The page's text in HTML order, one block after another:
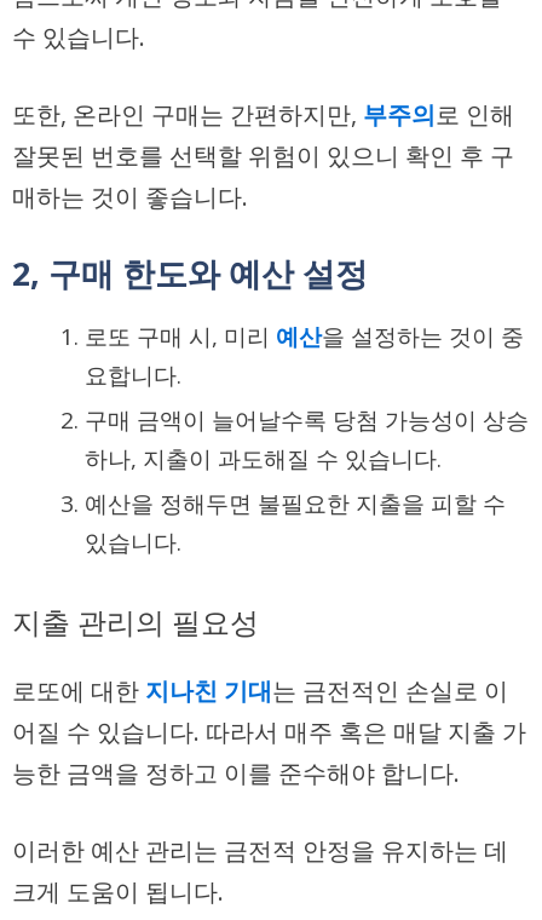
수 있습니다.
또한, 온라인 구매는 간편하지만, 부주의로 인해
잘못된 번호를 선택할 위험이 있으니 확인 후 구
매하는 것이 좋습니다.
2, 구매 한도와 예산 설정
로또 구매 시, 미리 예산을 설정하는 것이 중
요합니다.
구매 금액이 늘어날수록 당첨 가능성이 상승
하나, 지출이 과도해질 수 있습니다.
예산을 정해두면 불필요한 지출을 피할 수
있습니다.
지출 관리의 필요성
로또에 대한 지나친 기대는 금전적인 손실로 이
어질 수 있습니다. 따라서 매주 혹은 매달 지출 가
능한 금액을 정하고 이를 준수해야 합니다.
이러한 예산 관리는 금전적 안정을 유지하는 데
크게 도움이 됩니다.